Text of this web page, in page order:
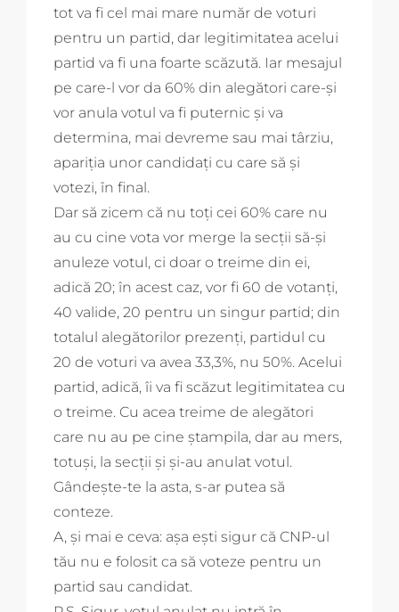
tot va fi cel mai mare număr de voturi
pentru un partid, dar legitimitatea acelui
partid va fi una foarte scăzută. Iar mesajul
pe care-l vor da 60% din alegători care-și
vor anula votul va fi puternic și va
determina, mai devreme sau mai târziu,
apariția unor candidați cu care să și
votezi, în final.
Dar să zicem că nu toți cei 60% care nu
au cu cine vota vor merge la secții să-și
anuleze votul, ci doar o treime din ei,
adică 20; în acest caz, vor fi 60 de votanți,
40 valide, 20 pentru un singur partid; din
totalul alegătorilor prezenți, partidul cu
20 de voturi va avea 33,3%, nu 50%. Acelui
partid, adică, îi va fi scăzut legitimitatea cu
o treime. Cu acea treime de alegători
care nu au pe cine ștampila, dar au mers,
totuși, la secții și și-au anulat votul.
Gândește-te la asta, s-ar putea să
conteze.
A, și mai e ceva: așa ești sigur că CNP-ul
tău nu e folosit ca să voteze pentru un
partid sau candidat.